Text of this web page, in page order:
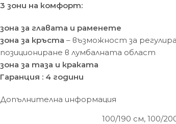
3 зони на комфорт:
зона за главата и раменете
зона за кръста – възможност за
позициониране в лумбалната област
зона за таза и краката
Гаранция : 4 години
Допълнителна информация
100/190 см, 100/